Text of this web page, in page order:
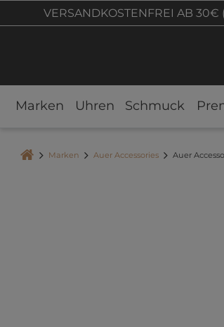
VERSANDKOSTENFREI AB 30€
Marken Uhren Schmuck
Marken Auer Accessories Auer